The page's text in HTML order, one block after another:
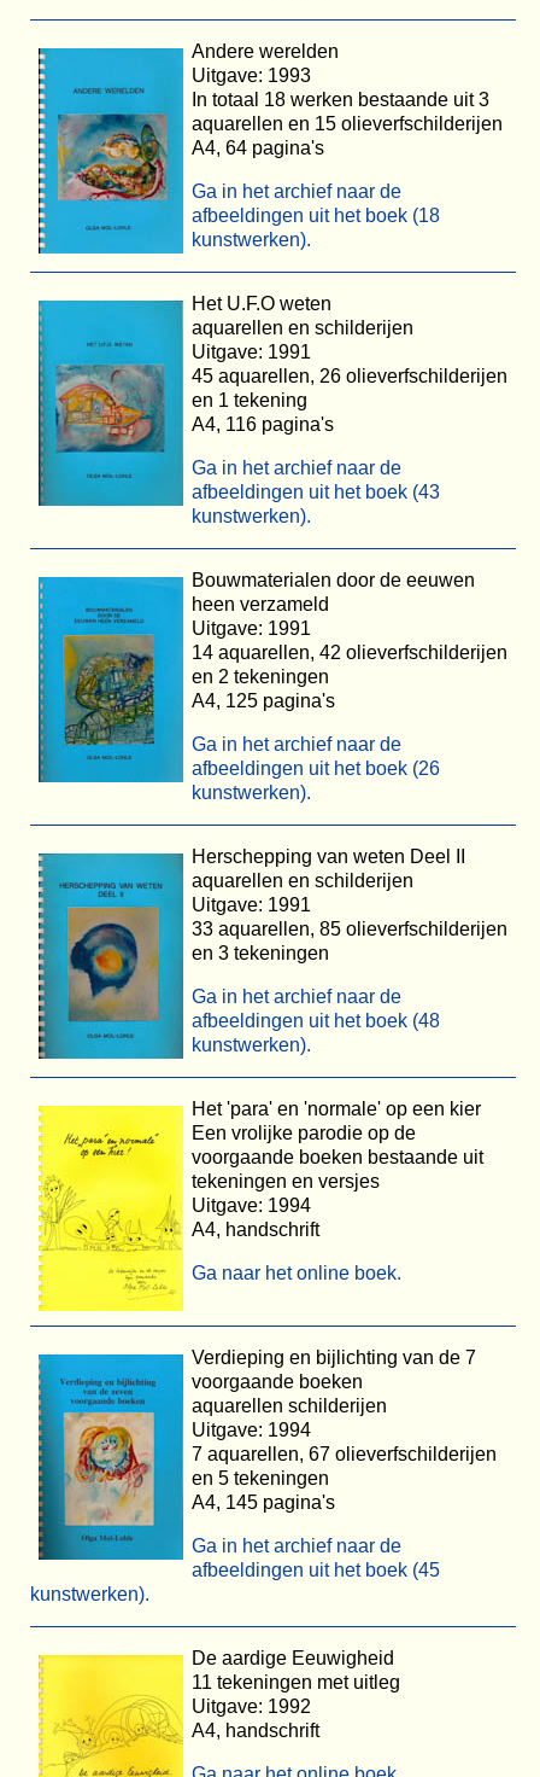
Andere werelden
Uitgave: 1993
In totaal 18 werken bestaande uit 3
aquarellen en 15 olieverfschilderijen
A4, 64 pagina's
Ga in het archief naar de
afbeeldingen uit het boek (18
kunstwerken).
Het U.F.O weten
aquarellen en schilderijen
Uitgave: 1991
45 aquarellen, 26 olieverfschilderijen
en 1 tekening
A4, 116 pagina's
Ga in het archief naar de
afbeeldingen uit het boek (43
kunstwerken).
Bouwmaterialen door de eeuwen
heen verzameld
Uitgave: 1991
14 aquarellen, 42 olieverfschilderijen
en 2 tekeningen
A4, 125 pagina's
Ga in het archief naar de
afbeeldingen uit het boek (26
kunstwerken).
Herschepping van weten Deel II
aquarellen en schilderijen
Uitgave: 1991
33 aquarellen, 85 olieverfschilderijen
en 3 tekeningen
Ga in het archief naar de
afbeeldingen uit het boek (48
kunstwerken).
Het 'para' en 'normale' op een kier
Een vrolijke parodie op de
voorgaande boeken bestaande uit
tekeningen en versjes
Uitgave: 1994
A4, handschrift
Ga naar het online boek.
Verdieping en bijlichting van de 7
voorgaande boeken
aquarellen schilderijen
Uitgave: 1994
7 aquarellen, 67 olieverfschilderijen
en 5 tekeningen
A4, 145 pagina's
Ga in het archief naar de
afbeeldingen uit het boek (45
kunstwerken).
De aardige Eeuwigheid
11 tekeningen met uitleg
Uitgave: 1992
A4, handschrift